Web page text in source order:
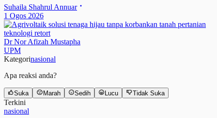
Suhaila Shahrul Annuar
1 Ogos 2026
teknologi retort
Dr Nor Afizah Mustapha
UPM
Kategorinasional
Apa reaksi anda?
Suka Marah Sedih Lucu Tidak Suka
Terkini
nasional